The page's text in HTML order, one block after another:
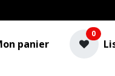
panier
0